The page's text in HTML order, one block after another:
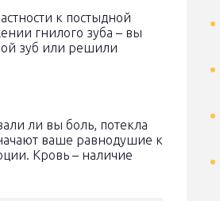
к постыдной
гнилого зуба – вы
зуб или решили
ли вы боль, потекла
ваше равнодушие к
Кровь – наличие